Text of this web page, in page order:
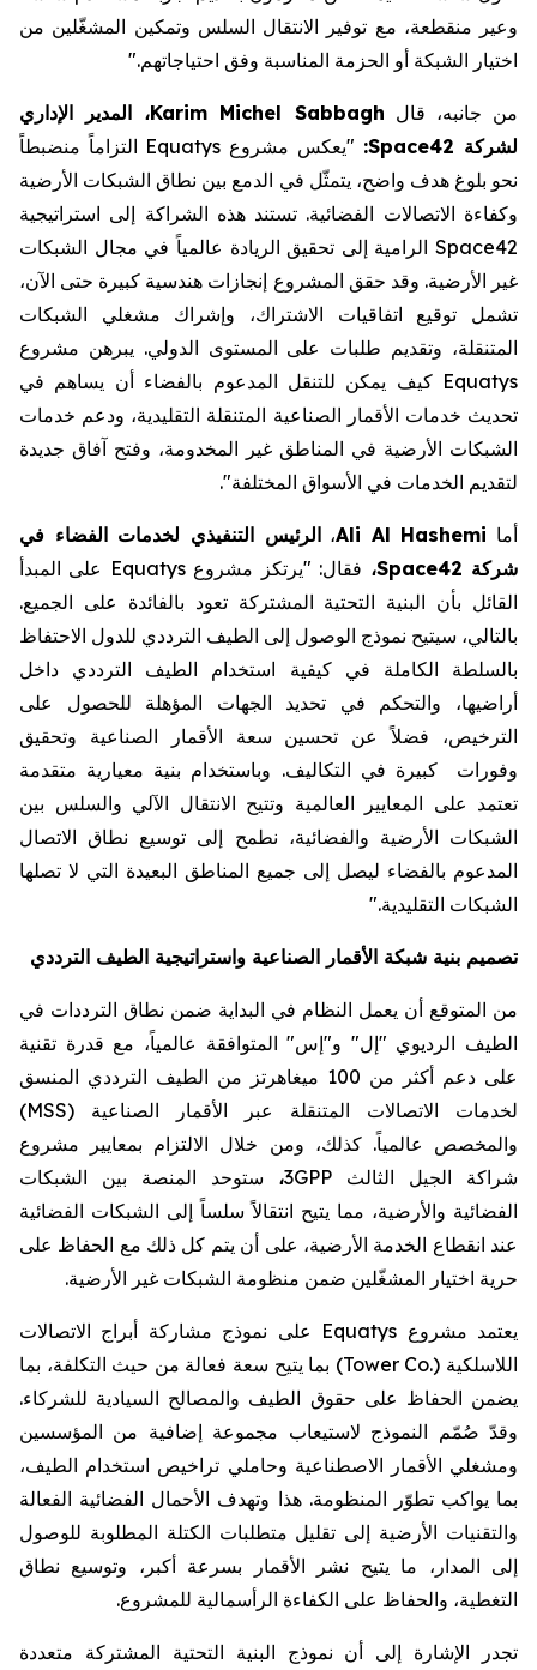
وعير منقطعة، مع توفير الانتقال السلس وتمكين المشغّلين من
اختيار الشبكة أو الحزمة المناسبة وفق احتياجاتهم."
من جانبه، قال Karim Michel Sabbagh، المدير الإداري
لشركة Space42
: "يعكس مشروع Equatys التزاماً منضبطاً
نحو بلوغ هدف واضح، يتمثّل في الدمع بين نطاق الشبكات الأرضية
وكفاءة الاتصالات الفضائية. تستند هذه الشراكة إلى استراتيجية
Space42 الرامية إلى تحقيق الريادة عالمياً في مجال الشبكات
غير الأرضية. وقد حقق المشروع إنجازات هندسية كبيرة حتى الآن،
تشمل توقيع اتفاقيات الاشتراك، وإشراك مشغلي الشبكات
المتنقلة، وتقديم طلبات على المستوى الدولي. يبرهن مشروع
Equatys كيف يمكن للتنقل المدعوم بالفضاء أن يساهم في
تحديث خدمات الأقمار الصناعية المتنقلة التقليدية، ودعم خدمات
الشبكات الأرضية في المناطق غير المخدومة، وفتح آفاق جديدة
لتقديم الخدمات في الأسواق المختلفة".
أما Ali Al Hashemi،الرئيس التنفيذي لخدمات الفضاء في
شركة Space42، فقال: "يرتكز مشروعEquatys على المبدأ
القائل بأن البنية التحتية المشتركة تعود بالفائدة على الجميع.
بالتالي، سيتيح نموذج الوصول إلى الطيف الترددي للدول الاحتفاظ
بالسلطة الكاملة في كيفية استخدام الطيف الترددي داخل
أراضيها، والتحكم في تحديد الجهات المؤهلة للحصول على
الترخيص، فضلاً عن تحسين سعة الأقمار الصناعية وتحقيق
وفورات كبيرة في التكاليف. وباستخدام بنية معيارية متقدمة
تعتمد على المعايير العالمية وتتيح الانتقال الآلي والسلس بين
الشبكات الأرضية والفضائية، نطمح إلى توسيع نطاق الاتصال
المدعوم بالفضاء ليصل إلى جميع المناطق البعيدة التي لا تصلها
الشبكات التقليدية.
"
تصميم بنية شبكة الأقمار الصناعية واستراتيجية الطيف الترددي
من المتوقع أن يعمل النظام في البداية ضمن نطاق الترددات في
الطيف الرديوي "إل" و"إس" المتوافقة عالمياً، مع قدرة تقنية
على دعم أكثر من 100 ميغاهرتز من الطيف الترددي المنسق
لخدمات الاتصالات المتنقلة عبر الأقمار الصناعية (MSS
)
والمخصص عالمياً. كذلك، ومن خلال الالتزام بمعايير مشروع
شراكة الجيل الثالث 3GPP، ستوحد المنصة بين الشبكات
الفضائية والأرضية، مما يتيح انتقالاً سلساً إلى الشبكات الفضائية
عند انقطاع الخدمة الأرضية، على أن يتم كل ذلك مع الحفاظ على
حرية اختيار المشغّلين ضمن منظومة الشبكات غير الأرضية.
يعتمد مشروع Equatys على نموذج مشاركة أبراج الاتصالات
اللاسلكية (Tower Co.) بما يتيح سعة فعالة من حيث التكلفة، بما
يضمن الحفاظ على حقوق الطيف والمصالح السيادية للشركاء.
وقدّ صُمّم النموذج لاستيعاب مجموعة إضافية من المؤسسين
ومشغلي الأقمار الاصطناعية وحاملي تراخيص استخدام الطيف،
بما يواكب تطوّر المنظومة. هذا وتهدف الأحمال الفضائية الفعالة
والتقنيات الأرضية إلى تقليل متطلبات الكتلة المطلوبة للوصول
إلى المدار، ما يتيح نشر الأقمار بسرعة أكبر، وتوسيع نطاق
التغطية، والحفاظ على الكفاءة الرأسمالية للمشروع.
تجدر الإشارة إلى أن نموذج البنية التحتية المشتركة متعددة